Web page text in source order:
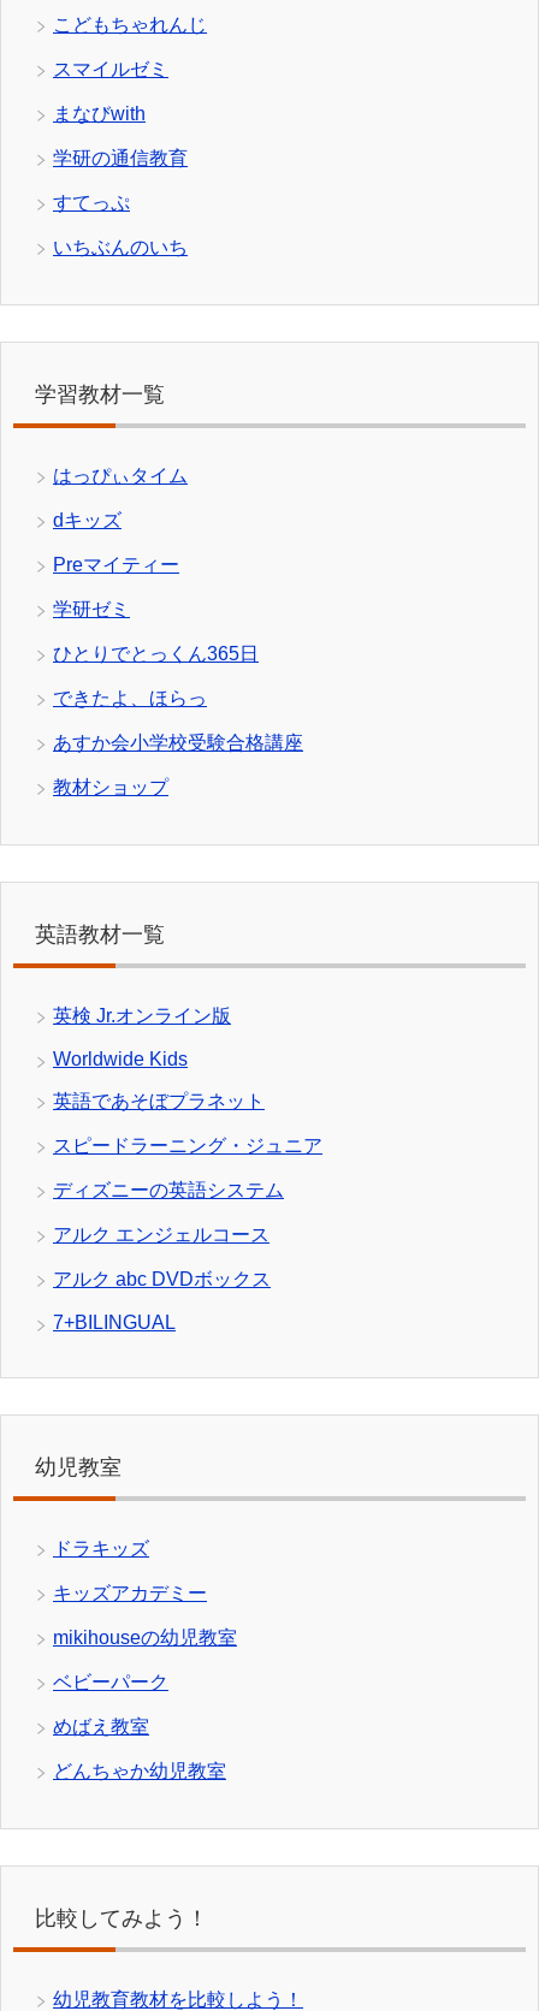
こどもちゃれんじ
スマイルゼミ
まなびwith
学研の通信教育
すてっぷ
いちぶんのいち
学習教材一覧
はっぴぃタイム
dキッズ
Preマイティー
学研ゼミ
ひとりでとっくん365日
できたよ、ほらっ
あすか会小学校受験合格講座
教材ショップ
英語教材一覧
英検 Jr.オンライン版
Worldwide Kids
英語であそぼプラネット
スピードラーニング・ジュニア
ディズニーの英語システム
アルク エンジェルコース
アルク abc DVDボックス
7+BILINGUAL
幼児教室
ドラキッズ
キッズアカデミー
mikihouseの幼児教室
ベビーパーク
めばえ教室
どんちゃか幼児教室
比較してみよう！
幼児教育教材を比較しよう！